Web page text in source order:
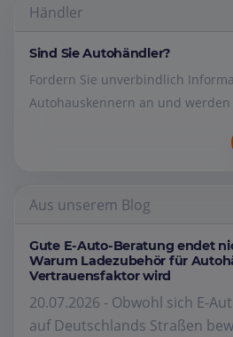
Händler
Sind Sie Autohändler?
Fordern Sie unverbindlich
Autohauskennern an und werden
Aus unserem Blog
Gute E-Auto-Beratung endet
Warum Ladezubehör für
Vertrauensfaktor wird
20.07.2026 - Obwohl sich E-
auf Deutschlands Straßen